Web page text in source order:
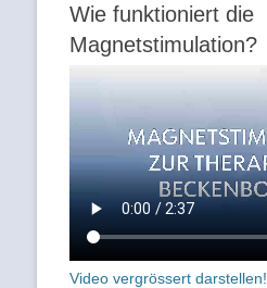
Wie funktioniert die
Magnetstimulation?
Video vergrössert darstellen!